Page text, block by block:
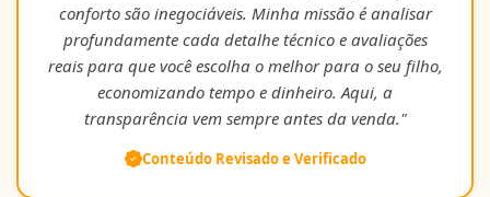
conforto são inegociáveis. Minha missão é analisar
profundamente cada detalhe técnico e avaliações
reais para que você escolha o melhor para o seu filho,
economizando tempo e dinheiro. Aqui, a
transparência vem sempre antes da venda."
Conteúdo Revisado e Verificado